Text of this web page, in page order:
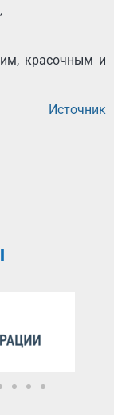
красочным и
Источник